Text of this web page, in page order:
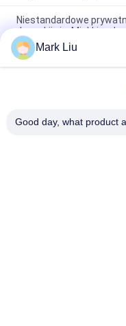
Niestandardowe
do makijażu Miękkie
Indywidualne pędzle do
pędzel Kabuki do
Małe płaskie
Mark Liu
Good day, what product